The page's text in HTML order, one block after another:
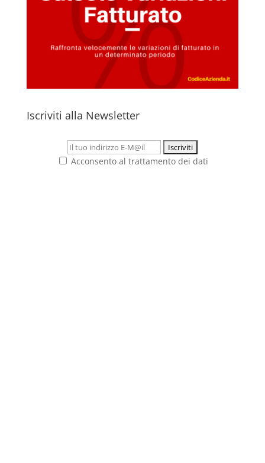
Iscriviti alla Newsletter
Acconsento al trattamento dei dati